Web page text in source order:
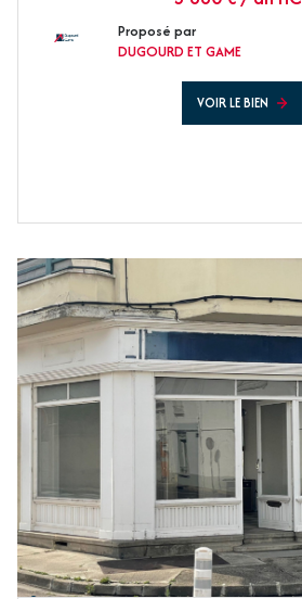
Proposé par
DUGOURD ET GAME
VOIR LE BIEN